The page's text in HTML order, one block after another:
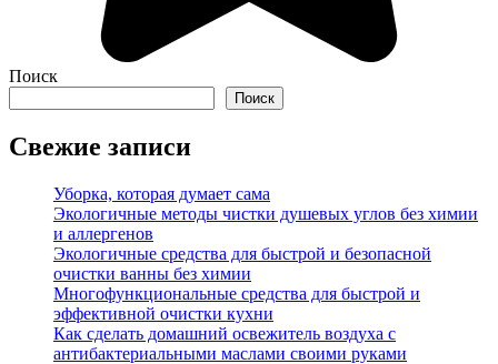
Поиск
Поиск
Свежие записи
Уборка, которая думает сама
Экологичные методы чистки душевых углов без химии
и аллергенов
Экологичные средства для быстрой и безопасной
очистки ванны без химии
Многофункциональные средства для быстрой и
эффективной очистки кухни
Как сделать домашний освежитель воздуха с
антибактериальными маслами своими руками